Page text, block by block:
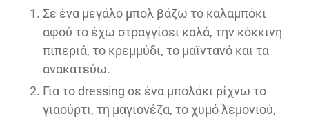
Σε ένα μεγάλο μπολ βάζω το καλαμπόκι
αφού το έχω στραγγίσει καλά, την κόκκινη
πιπεριά, το κρεμμύδι, το μαϊντανό και τα
ανακατεύω.
Για το dressing σε ένα μπολάκι ρίχνω το
γιαούρτι, τη μαγιονέζα, το χυμό λεμονιού,